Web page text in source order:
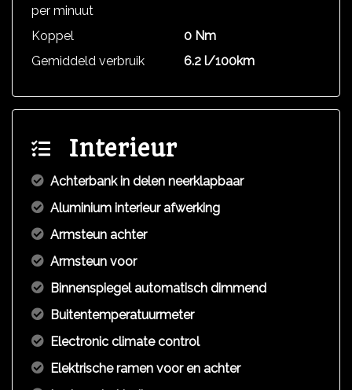
per minuut
Koppel
0 Nm
Gemiddeld verbruik
6.2 l/100km
Interieur
Achterbank in delen neerklapbaar
Aluminium interieur afwerking
Armsteun achter
Armsteun voor
Binnenspiegel automatisch dimmend
Buitentemperatuurmeter
Electronic climate control
Elektrische ramen voor en achter